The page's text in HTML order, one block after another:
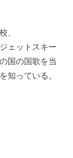
、
ェットスキー
国の国歌を当
知っている。